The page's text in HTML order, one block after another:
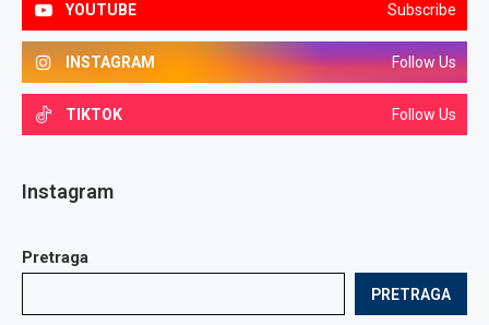
YOUTUBE Subscribe
INSTAGRAM Follow Us
TIKTOK Follow Us
Instagram
Pretraga
PRETRAGA